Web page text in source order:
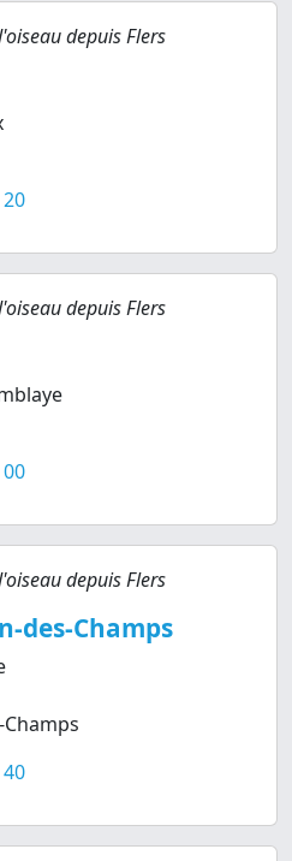
depuis Flers
depuis Flers
depuis Flers
des-Champs